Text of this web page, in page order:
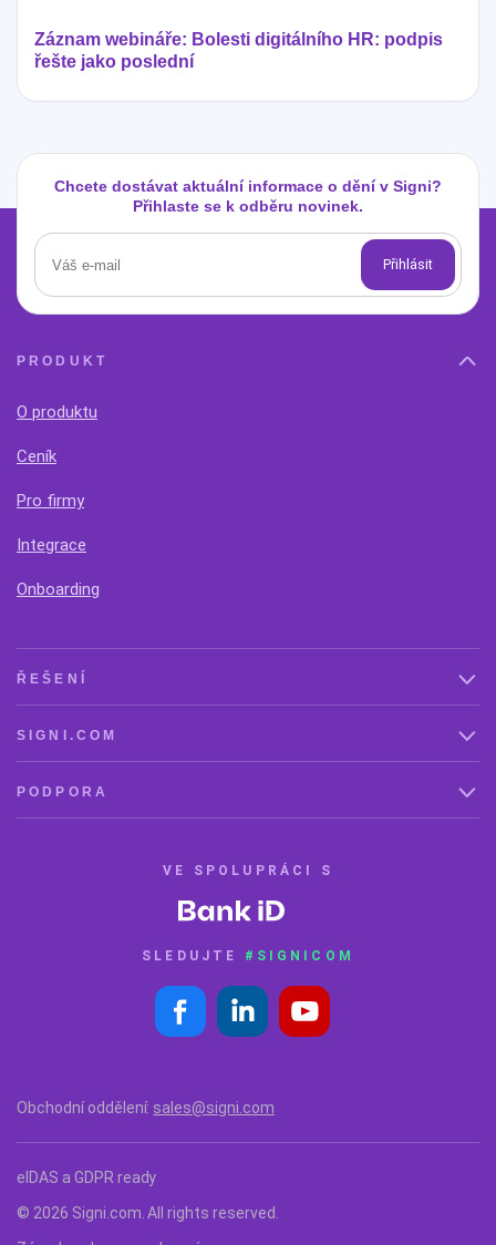
Záznam webináře: Bolesti digitálního HR: podpis
řešte jako poslední
Chcete dostávat aktuální informace o dění v Signi?
Přihlaste se k odběru novinek.
PRODUKT
O produktu
Ceník
Pro firmy
Integrace
Onboarding
ŘEŠENÍ
SIGNI.COM
PODPORA
VE SPOLUPRÁCI S
SLEDUJTE #SIGNICOM
Obchodní oddělení: sales@signi.com
eIDAS a GDPR ready
© 2026 Signi.com. All rights reserved.